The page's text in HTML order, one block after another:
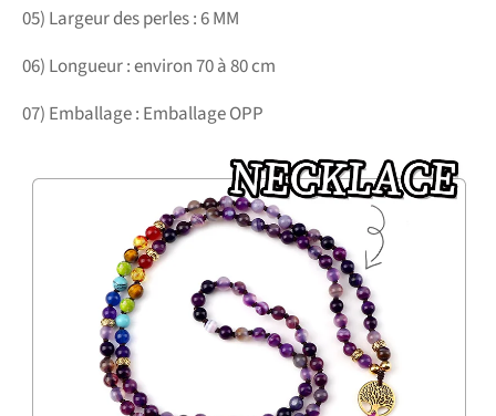
05) Largeur des perles : 6 MM
06) Longueur : environ 70 à 80 cm
07) Emballage : Emballage OPP